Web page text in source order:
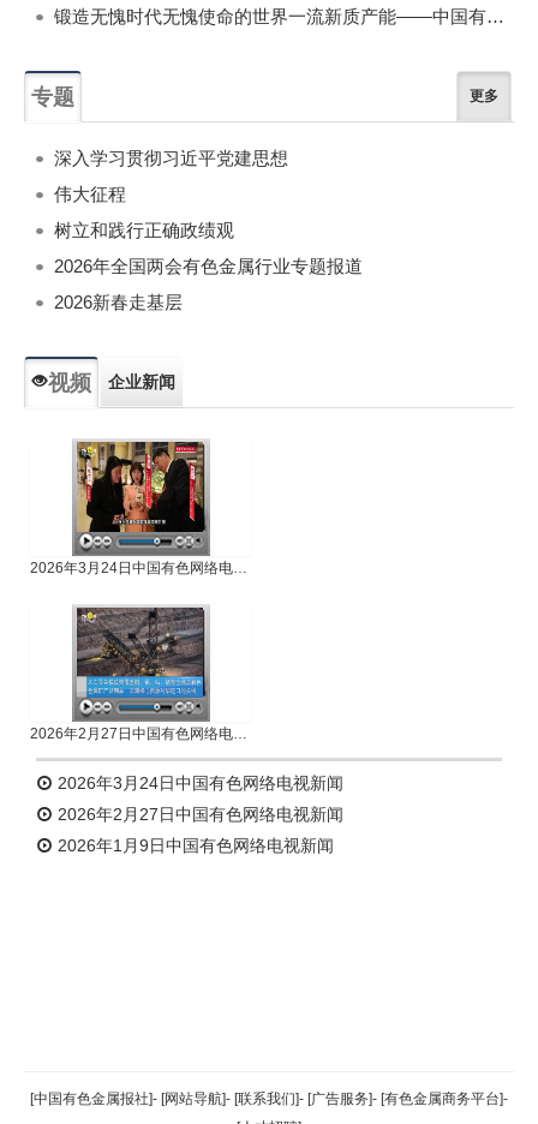
锻造无愧时代无愧使命的世界一流新质产能——中国有色金属工业的战略应对与破局之道（二）
专题 更多
深入学习贯彻习近平党建思想
伟大征程
树立和践行正确政绩观
2026年全国两会有色金属行业专题报道
2026新春走基层
视频 企业新闻
2026年3月24日中国有色网络电视新闻
2026年2月27日中国有色网络电视新闻
2026年3月24日中国有色网络电视新闻
2026年2月27日中国有色网络电视新闻
2026年1月9日中国有色网络电视新闻
返回顶部
[中国有色金属报社]- [网站导航]- [联系我们]- [广告服务]- [有色金属商务平台]-